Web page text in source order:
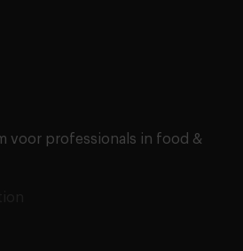
voor professionals in food &